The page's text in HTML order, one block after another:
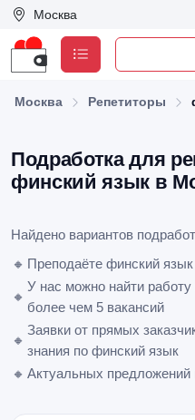
Москва
Москва Репетиторы
Подработка для
финский язык в
Найдено вариантов
🔸 Преподаёте финский
🔸
У нас можно найти
более чем 5 вакансий
🔸
Заявки от прямых
знания по финский язык
🔸 Актуальных предложений